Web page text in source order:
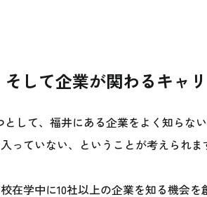
して企業が関わるキャ
として、福井にある企業をよく知らな
っていない、ということが考えられま
在学中に10社以上の企業を知る機会を